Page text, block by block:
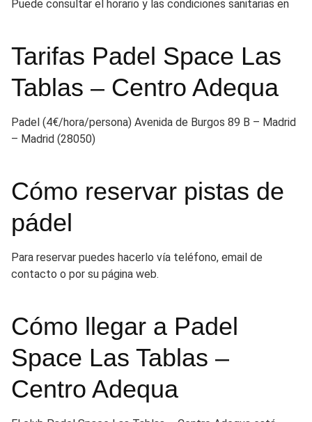
Puede consultar el horario y las condiciones sanitarias en
Tarifas Padel Space Las
Tablas – Centro Adequa
Padel (4€/hora/persona) Avenida de Burgos 89 B – Madrid
– Madrid (28050)
Cómo reservar pistas de
pádel
Para reservar puedes hacerlo vía teléfono, email de
contacto o por su página web.
Cómo llegar a Padel
Space Las Tablas –
Centro Adequa